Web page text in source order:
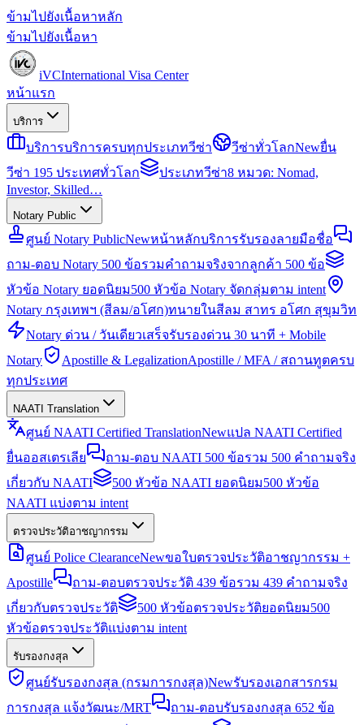
ข้ามไปยังเนื้อหาหลัก
ข้ามไปยังเนื้อหา
iVCInternational Visa Center
หน้าแรก
บริการ
บริการบริการครบทุกประเภทวีซ่า วีซ่าทั่วโลกNewยื่น
วีซ่า 195 ประเทศทั่วโลก
ประเภทวีซ่า8 หมวด: Nomad,
Investor, Skilled…
Notary Public
ศูนย์ Notary PublicNewหน้าหลักบริการรับรองลายมือชื่อ
ถาม-ตอบ Notary 500 ข้อรวมคำถามจริงจากลูกค้า 500 ข้อ
หัวข้อ Notary ยอดนิยม500 หัวข้อ Notary จัดกลุ่มตาม intent
Notary กรุงเทพฯ (สีลม/อโศก)ทนายในสีลม สาทร อโศก สุขุมวิท
Notary ด่วน / วันเดียวเสร็จรับรองด่วน 30 นาที + Mobile
Notary
Apostille & LegalizationApostille / MFA / สถานทูตครบ
ทุกประเทศ
NAATI Translation
ศูนย์ NAATI Certified TranslationNewแปล NAATI Certified
ยื่นออสเตรเลีย
ถาม-ตอบ NAATI 500 ข้อรวม 500 คำถามจริง
เกี่ยวกับ NAATI
500 หัวข้อ NAATI ยอดนิยม500 หัวข้อ
NAATI แบ่งตาม intent
ตรวจประวัติอาชญากรรม
ศูนย์ Police ClearanceNewขอใบตรวจประวัติอาชญากรรม +
Apostille
ถาม-ตอบตรวจประวัติ 439 ข้อรวม 439 คำถามจริง
เกี่ยวกับตรวจประวัติ
500 หัวข้อตรวจประวัติยอดนิยม500
หัวข้อตรวจประวัติแบ่งตาม intent
รับรองกงสุล
ศูนย์รับรองกงสุล (กรมการกงสุล)Newรับรองเอกสารกรม
การกงสุล แจ้งวัฒนะ/MRT
ถาม-ตอบรับรองกงสุล 652 ข้อ